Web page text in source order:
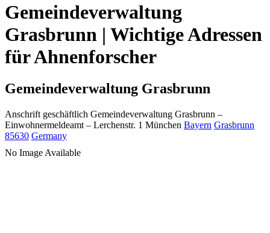
Gemeindeverwaltung
Grasbrunn | Wichtige Adressen
für Ahnenforscher
Gemeindeverwaltung Grasbrunn
Anschrift geschäftlich Gemeindeverwaltung Grasbrunn –
Einwohnermeldeamt – Lerchenstr. 1 München Bayern Grasbrunn
85630 Germany
No Image Available